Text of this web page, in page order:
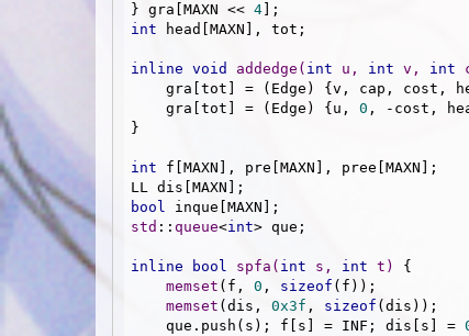
} gra[MAXN << 4
int head[MAXN], tot;
inline void addedge ( int u, int v, int
    gra[tot] = (Edge) {u,
0 , -cost,
}
int f[MAXN], pre[MAXN], pree[MAXN];
bool
std :: queue<int> que;
inline bool spfa ( int s, int t)
{
memset (f, 0 , sizeof (f));
memset (dis, 0x3f , sizeof (dis));
    que.push(s); f[s] = INF; dis[s] =